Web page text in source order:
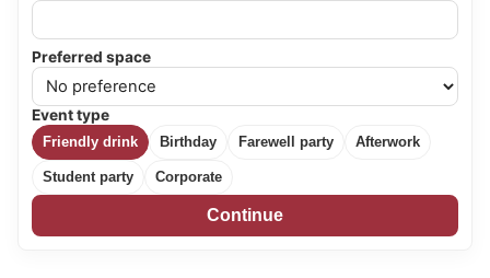
Preferred space
Event type
Friendly drink Birthday Farewell party Afterwork
Student party Corporate
Continue